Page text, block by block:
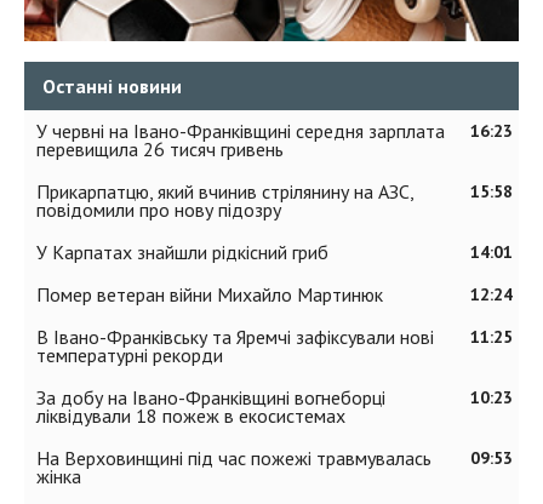
Останні новини
16:23
У червні на Івано-Франківщині середня зарплата
перевищила 26 тисяч гривень
15:58
Прикарпатцю, який вчинив стрілянину на АЗС,
повідомили про нову підозру
14:01
У Карпатах знайшли рідкісний гриб
12:24
Помер ветеран війни Михайло Мартинюк
11:25
В Івано-Франківську та Яремчі зафіксували нові
температурні рекорди
10:23
За добу на Івано-Франківщині вогнеборці
ліквідували 18 пожеж в екосистемах
09:53
На Верховинщині під час пожежі травмувалась
жінка